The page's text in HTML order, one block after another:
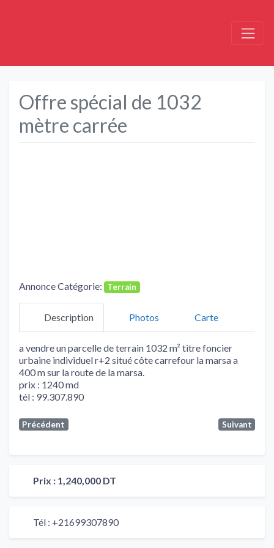
Offre spécial de 1032
mètre carrée
Annonce Catégorie: Terrain
Description Photos Carte
a vendre un parcelle de terrain 1032 m² titre foncier
urbaine individuel r+2 situé côte carrefour la marsa a
400 m sur la route de la marsa.
prix : 1240 md
tél : 99.307.890
Précédent Suivant
Prix : 1,240,000 DT
Tél : +21699307890